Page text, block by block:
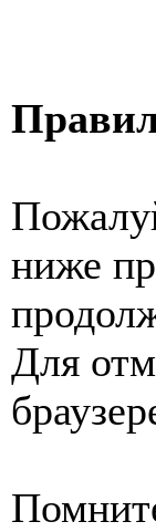
ниже
Для